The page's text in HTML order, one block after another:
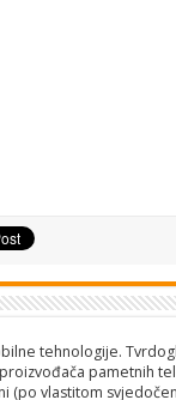
tehnologije.
pametnih
(po vlastitom